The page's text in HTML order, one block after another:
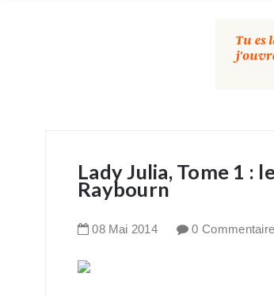
Lady Julia, Tome 1 :
Raybourn
08 Mai 2014 0